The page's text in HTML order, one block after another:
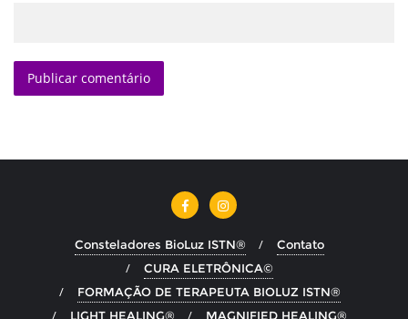
Consteladores BioLuz ISTN®
Contato
CURA ELETRÔNICA©
FORMAÇÃO DE TERAPEUTA BIOLUZ ISTN®
LIGHT HEALING®
MAGNIFIED HEALING®